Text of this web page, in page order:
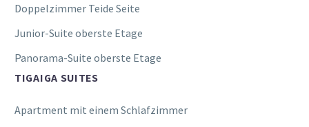
Doppelzimmer Teide Seite
Junior-Suite oberste Etage
Panorama-Suite oberste Etage
TIGAIGA SUITES
Apartment mit einem Schlafzimmer